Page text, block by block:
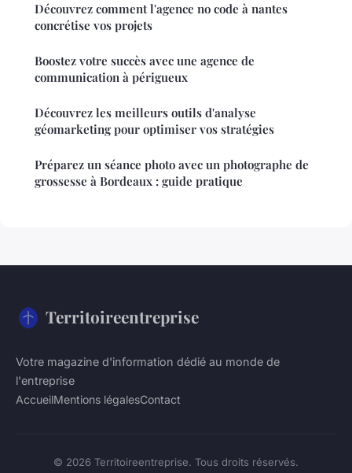
Découvrez comment l'agence no code à nantes
concrétise vos projets
Boostez votre succès avec une agence de
communication à périgueux
Découvrez les meilleurs outils d'analyse
géomarketing pour optimiser vos stratégies
Préparez un séance photo avec un photographe de
grossesse à Bordeaux : guide pratique
Territoireentreprise
Votre magazine d'information dédié au monde de
l'entreprise
AccueilMentions légalesContact
© 2026 Territoireentreprise. Tous droits réservés.